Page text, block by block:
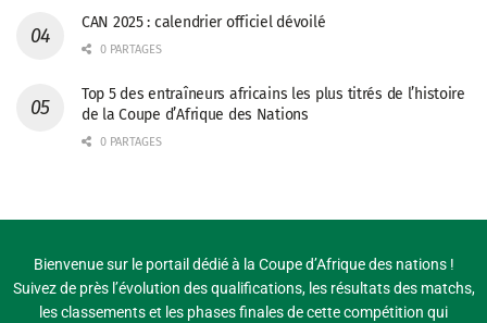
CAN 2025 : calendrier officiel dévoilé
0 PARTAGES
Top 5 des entraîneurs africains les plus titrés de l’histoire
de la Coupe d’Afrique des Nations
0 PARTAGES
Bienvenue sur le portail dédié à la Coupe d’Afrique des nations !
Suivez de près l’évolution des qualifications, les résultats des matchs,
les classements et les phases finales de cette compétition qui